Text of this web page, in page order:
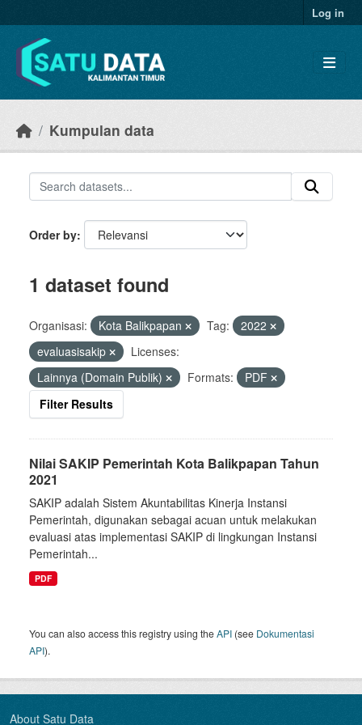
Log in
Kumpulan data
Order by
1 dataset found
Organisasi: Kota Balikpapan Tag:
2022
evaluasisakip
Licenses:
Lainnya (Domain Publik)
Formats:
PDF
Filter Results
Nilai SAKIP Pemerintah Kota Balikpapan Tahun
2021
SAKIP adalah Sistem Akuntabilitas Kinerja Instansi
Pemerintah, digunakan sebagai acuan untuk melakukan
evaluasi atas implementasi SAKIP di lingkungan Instansi
Pemerintah...
PDF
You can also access this registry using theAPI (see Dokumentasi
API).
About Satu Data